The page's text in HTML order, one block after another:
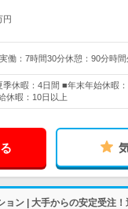
円
働：7時間30分休憩：90分時
休暇：4日間 ■年末年始休暇
休暇：10日以上
ョン | 大手からの安定受注